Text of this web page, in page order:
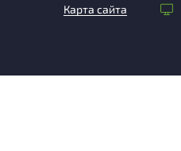
Карта сайта